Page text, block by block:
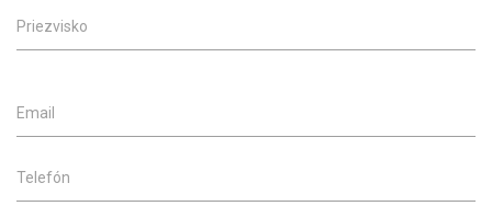
Priezvisko
Email
Telefón